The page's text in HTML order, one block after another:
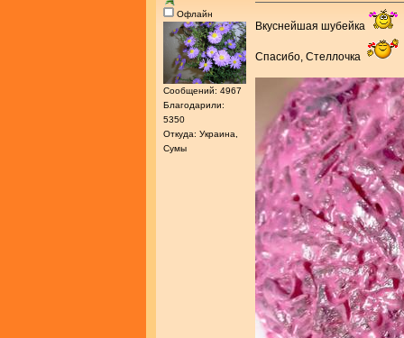
Офлайн
Сообщений: 4967
Благодарили:
5350
Откуда: Украина,
Сумы
Вкуснейшая шубейка
Спасибо, Стеллочка